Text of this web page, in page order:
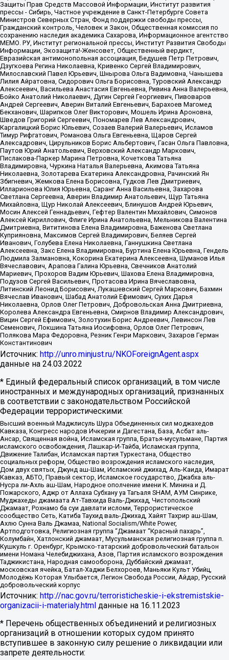
Защиты Прав Средств Массовой Информации, Институт развития
прессы - Сибирь, Частное учреждение в Санкт-Петербурге Совета
Министров Северных Стран, Фонд поддержки свободы прессы,
Гражданский контроль, Человек и Закон, Общественная комиссия по
сохранению наследия академика Сахарова, Информационное агентство
МЕМО. РУ, Институт региональной прессы, Институт Развития Свободы
Информации, Экозащита!-Женсовет, Общественный вердикт,
Евразийская антимонопольная ассоциация, Бедушев Петр Петрович,
Дзугкоева Регина Николаевна, Кривенко Сергей Владимирович,
Милославский Павел Юрьевич, Шнырова Ольга Вадимовна, Чанышева
Лилия Айратовна, Сидорович Ольга Борисовна, Туровский Александр
Алексеевич, Васильева Анастасия Евгеньевна, Ривина Анна Валерьевна,
Бойко Анатолий Николаевич, Дугин Сергей Георгиевич, Пивоваров
Андрей Сергеевич, Аверин Виталий Евгеньевич, Барахоев Магомед
Бекханович, Шарипков Олег Викторович, Мошель Ирина Ароновна,
Шведов Григорий Сергеевич, Пономарев Лев Александрович,
Каргалицкий Борис Юльевич, Созаев Валерий Валерьевич, Исламов
Тимур Рифгатович, Романова Ольга Евгеньевна, Щаров Сергей
Алексадрович, Цирульников Борис Альбертович, Гасан Ольга Павловна,
Паутов Юрий Анатольевич, Верховский Александр Маркович,
Пислакова-Паркер Марина Петровна, Кочеткова Татьяна
Владимировна, Чуркина Наталья Валерьевна, Акимова Татьяна
Николаевна, Золотарева Екатерина Александровна, Рачинский Ян
Збигневич, Жемкова Елена Борисовна, Гудков Лев Дмитриевич,
Илларионова Юлия Юрьевна, Саранг Анна Васильевна, Захарова
Светлана Сергеевна, Аверин Владимир Анатольевич, Щур Татьяна
Михайловна, Щур Николай Алексеевич, Блинушов Андрей Юрьевич,
Мосин Алексей Геннадьевич, Гефтер Валентин Михайлович, Симонов
Алексей Кириллович, Флиге Ирина Анатольевна, Мельникова Валентина
Дмитриевна, Вититинова Елена Владимировна, Баженова Светлана
Куприяновна, Максимов Сергей Владимирович, Беляев Сергей
Иванович, Голубева Елена Николаевна, Ганнушкина Светлана
Алексеевна, Закс Елена Владимировна, Буртина Елена Юрьевна, Гендель
Людмила Залмановна, Кокорина Екатерина Алексеевна, Шуманов Илья
Вячеславович, Арапова Галина Юрьевна, Свечников Анатолий
Мариевич, Прохоров Вадим Юрьевич, Шахова Елена Владимировна,
Подузов Сергей Васильевич, Протасова Ирина Вячеславовна,
Литинский Леонид Борисович, Лукашевский Сергей Маркович, Бахмин
Вячеслав Иванович, Шабад Анатолий Ефимович, Сухих Дарья
Николаевна, Орлов Олег Петрович, Добровольская Анна Дмитриевна,
Королева Александра Евгеньевна, Смирнов Владимир Александрович,
Вицин Сергей Ефимович, Золотухин Борис Андреевич, Левинсон Лев
Семенович, Локшина Татьяна Иосифовна, Орлов Олег Петрович,
Полякова Мара Федоровна, Резник Генри Маркович, Захаров Герман
Константинович
Источник: http://unro.minjust.ru/NKOForeignAgent.aspx
данные на 24.03.2022
* Единый федеральный список организаций, в том числе
иностранных и международных организаций, признанных
в соответствии с законодательством Российской
Федерации террористическими:
Высший военный Маджлисуль Шура Объединенных сил моджахедов
Кавказа, Конгресс народов Ичкерии и Дагестана, База, Асбат аль-
Ансар, Священная война, Исламская группа, Братья-мусульмане, Партия
исламского освобождения, Лашкар-И-Тайба, Исламская группа,
Движение Талибан, Исламская партия Туркестана, Общество
социальных реформ, Общество возрождения исламского наследия,
Дом двух святых, Джунд аш-Шам, Исламский джихад, Аль-Каида, Имарат
Кавказ, АБТО, Правый сектор, Исламское государство, Джабха аль-
Нусра ли-Ахль аш-Шам, Народное ополчение имени К. Минина и Д.
Пожарского, Аджр от Аллаха Субхану уа Тагьаля SHAM, АУМ Синрике,
Муджахеды джамаата Ат-Тавхида Валь-Джихад, Чистопольский
Джамаат, Рохнамо ба суи давлати исломи, Террористическое
сообщество Сеть, Катиба Таухид валь-Джихад, Хайят Тахрир аш-Шам,
Ахлю Сунна Валь Джамаа, National Socialism/White Power,
Артподготовка, Религиозная группа “Джамаат “Красный пахарь”,
Колумбайн, Хатлонский джамаат, Мусульманская религиозная группа п.
Кушкуль г. Оренбург, Крымско-татарский добровольческий батальон
имени Номана Челебиджихана, Азов, Партия исламского возрождения
Таджикистана, Народная самооборона, Дуббайский джамаат,
московская ячейка, Батал-Хаджи Белхороев, Маньяки Культ Убийц,
Молодёжь Которая Улыбается, Легион Свобода России, Айдар, Русский
добровольческий корпус
Источник: http://nac.gov.ru/terroristicheskie-i-ekstremistskie-
organizacii-i-materialy.html данные на 16.11.2023
* Перечень общественных объединений и религиозных
организаций в отношении которых судом принято
вступившее в законную силу решение о ликвидации или
запрете деятельности: